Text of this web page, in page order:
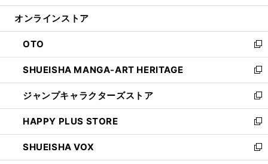
開
ン
ウ
で
開
く
ウ
ン
ド
ウ
で
開
く
オンラインストア
OTO
新
し
い
ウ
ィ
ン
ド
ウ
で
開
SHUEISHA MANGA-ART HERITAGE
新
し
い
ウ
ィ
ン
ド
ウ
ジャンプキャラクターズストア
新
し
い
ウ
ィ
ン
HAPPY PLUS STORE
新
し
い
ウ
SHUEISHA VOX
新